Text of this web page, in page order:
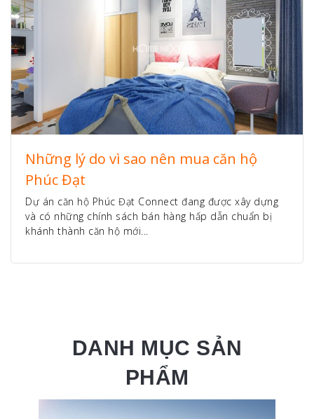
Những lý do vì sao nên mua căn hộ
Phúc Đạt
Dự án căn hộ Phúc Đạt Connect đang được xây dựng
và có những chính sách bán hàng hấp dẫn chuẩn bị
khánh thành căn hộ mới...
DANH MỤC SẢN
PHẨM